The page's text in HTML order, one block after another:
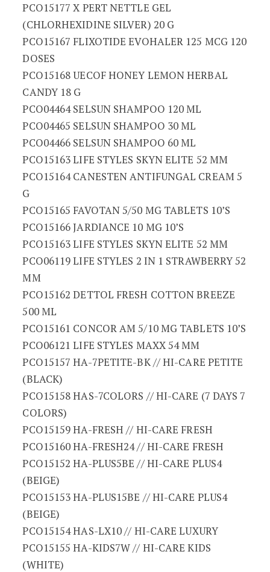
PCO15177 X PERT NETTLE GEL
(CHLORHEXIDINE SILVER) 20 G
PCO15167 FLIXOTIDE EVOHALER 125 MCG 120
DOSES
PCO15168 UECOF HONEY LEMON HERBAL
CANDY 18 G
PCO04464 SELSUN SHAMPOO 120 ML
PCO04465 SELSUN SHAMPOO 30 ML
PCO04466 SELSUN SHAMPOO 60 ML
PCO15163 LIFE STYLES SKYN ELITE 52 MM
PCO15164 CANESTEN ANTIFUNGAL CREAM 5
G
PCO15165 FAVOTAN 5/50 MG TABLETS 10’S
PCO15166 JARDIANCE 10 MG 10’S
PCO15163 LIFE STYLES SKYN ELITE 52 MM
PCO06119 LIFE STYLES 2 IN 1 STRAWBERRY 52
MM
PCO15162 DETTOL FRESH COTTON BREEZE
500 ML
PCO15161 CONCOR AM 5/10 MG TABLETS 10’S
PCO06121 LIFE STYLES MAXX 54 MM
PCO15157 HA-7PETITE-BK // HI-CARE PETITE
(BLACK)
PCO15158 HAS-7COLORS // HI-CARE (7 DAYS 7
COLORS)
PCO15159 HA-FRESH // HI-CARE FRESH
PCO15160 HA-FRESH24 // HI-CARE FRESH
PCO15152 HA-PLUS5BE // HI-CARE PLUS4
(BEIGE)
PCO15153 HA-PLUS15BE // HI-CARE PLUS4
(BEIGE)
PCO15154 HAS-LX10 // HI-CARE LUXURY
PCO15155 HA-KIDS7W // HI-CARE KIDS
(WHITE)